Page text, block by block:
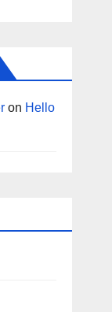
on Hello